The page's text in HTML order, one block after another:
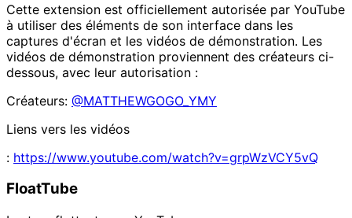
Cette extension est officiellement autorisée par YouTube
à utiliser des éléments de son interface dans les
captures d'écran et les vidéos de démonstration. Les
vidéos de démonstration proviennent des créateurs ci-
dessous, avec leur autorisation :
Créateurs: @MATTHEWGOGO_YMY
Liens vers les vidéos
: https://www.youtube.com/watch?v=grpWzVCY5vQ
FloatTube